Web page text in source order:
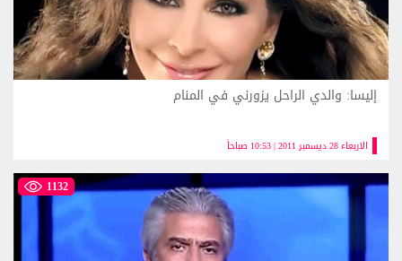
الاربعاء 28 ديسمبر 2011 | 10:53 صباحاً
إليسا: والدي الراحل يزورني في المنام
1132